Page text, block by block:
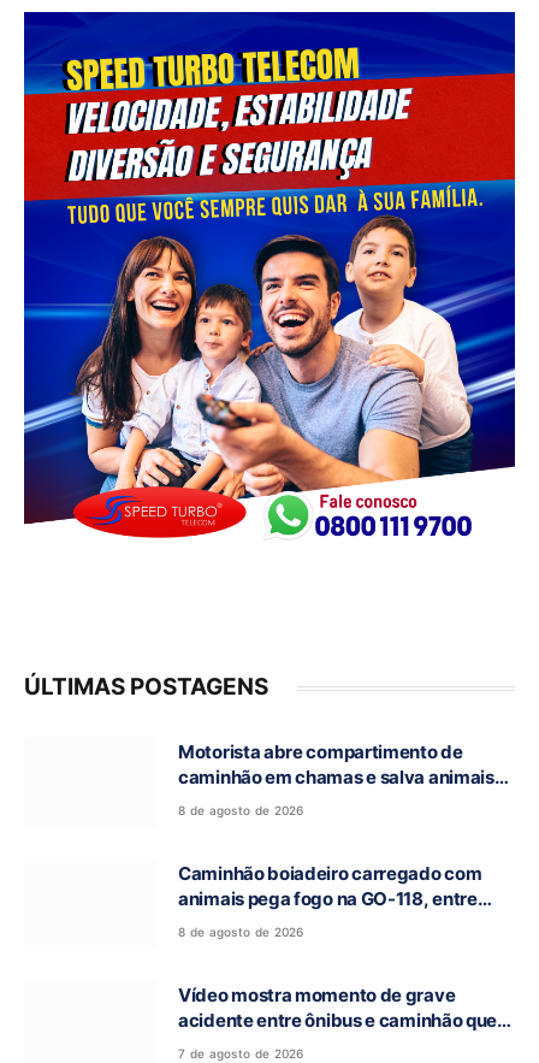
ÚLTIMAS POSTAGENS
Motorista abre compartimento de
caminhão em chamas e salva animais
na GO-118, entre Campos Belos e Monte
8 de agosto de 2026
Caminhão boiadeiro carregado com
animais pega fogo na GO-118, entre
Campos Belos e Monte Alegre de Goiás
8 de agosto de 2026
Vídeo mostra momento de grave
acidente entre ônibus e caminhão que
deixou cinco mortos na GO-010, em
7 de agosto de 2026